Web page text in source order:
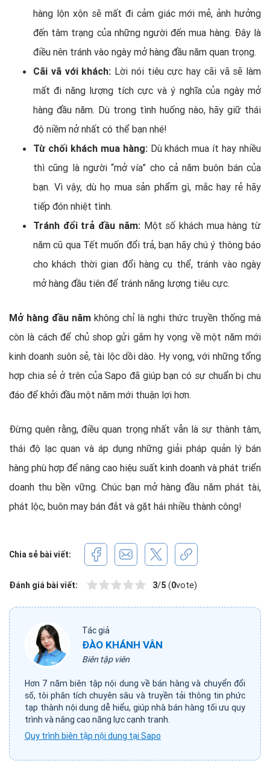
hàng lộn xộn sẽ mất đi cảm giác mới mẻ, ảnh hưởng
đến tâm trạng của những người đến mua hàng. Đây là
điều nên tránh vào ngày mở hàng đầu năm quan trọng.
Cãi vã với khách: Lời nói tiêu cực hay cãi vã sẽ làm
mất đi năng lượng tích cực và ý nghĩa của ngày mở
hàng đầu năm. Dù trong tình huống nào, hãy giữ thái
độ niềm nở nhất có thể bạn nhé!
Từ chối khách mua hàng:Dù khách mua ít hay nhiều
thì cũng là người “mở vía” cho cả năm buôn bán của
bạn. Vì vậy, dù họ mua sản phẩm gì, mắc hay rẻ hãy
tiếp đón nhiệt tình.
Tránh đổi trả đầu năm:Một số khách mua hàng từ
năm cũ qua Tết muốn đổi trả, bạn hãy chú ý thông báo
cho khách thời gian đổi hàng cụ thể, tránh vào ngày
mở hàng đầu tiên để tránh năng lượng tiêu cực.
Mở hàng đầu năm không chỉ là nghi thức truyền thống mà
còn là cách để chủ shop gửi gắm hy vọng về một năm mới
kinh doanh suôn sẻ, tài lộc dồi dào. Hy vọng, với những tổng
hợp chia sẻ ở trên của Sapo đã giúp bạn có sự chuẩn bị chu
đáo để khởi đầu một năm mới thuận lợi hơn.
Đừng quên rằng, điều quan trọng nhất vẫn là sự thành tâm,
thái độ lạc quan và áp dụng những giải pháp quản lý bán
hàng phù hợp để nâng cao hiệu suất kinh doanh và phát triển
doanh thu bền vững. Chúc bạn mở hàng đầu năm phát tài,
phát lộc, buôn may bán đắt và gặt hái nhiều thành công!
Chia sẻ bài viết:
Đánh giá bài viết: 3/5 (0vote)
Tác giả
ĐÀO KHÁNH VÂN
Biên tập viên
Hơn 7 năm biên tập nội dung về bán hàng và chuyển đổi
số, tôi phân tích chuyên sâu và truyền tải thông tin phức
tạp thành nội dung dễ hiểu, giúp nhà bán hàng tối ưu quy
trình và nâng cao năng lực cạnh tranh.
Quy trình biên tập nội dung tại Sapo